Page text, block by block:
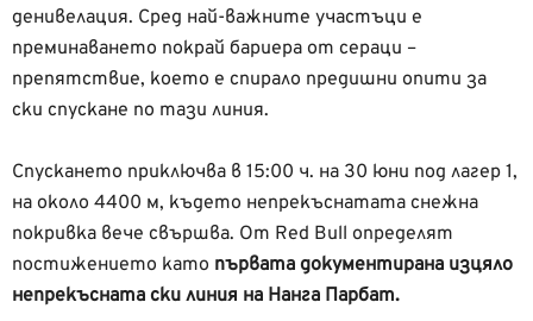
денивелация. Сред най-важните участъци е
преминаването покрай бариера от сераци –
препятствие, което е спирало предишни опити за
ски спускане по тази линия.
Спускането приключва в 15:00 ч. на 30 юни под лагер 1,
на около 4400 м, където непрекъснатата снежна
покривка вече свършва. От Red Bull определят
постижението като първата документирана изцяло
непрекъсната ски линия на Нанга Парбат.